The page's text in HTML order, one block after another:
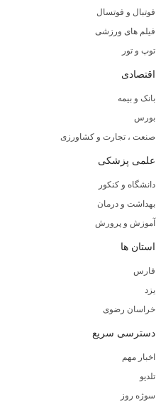
فوتبال و فوتسال
فیلم های ورزشی
توپ و تور
اقتصادی
بانک و بیمه
بورس
صنعت ، تجارت و کشاورزی
علمی پزشکی
دانشگاه و کنکور
بهداشت و درمان
آموزش و پرورش
استان ها
فارس
یزد
خراسان رضوی
دسترسی سریع
اخبار مهم
تلدیو
سوژه روز